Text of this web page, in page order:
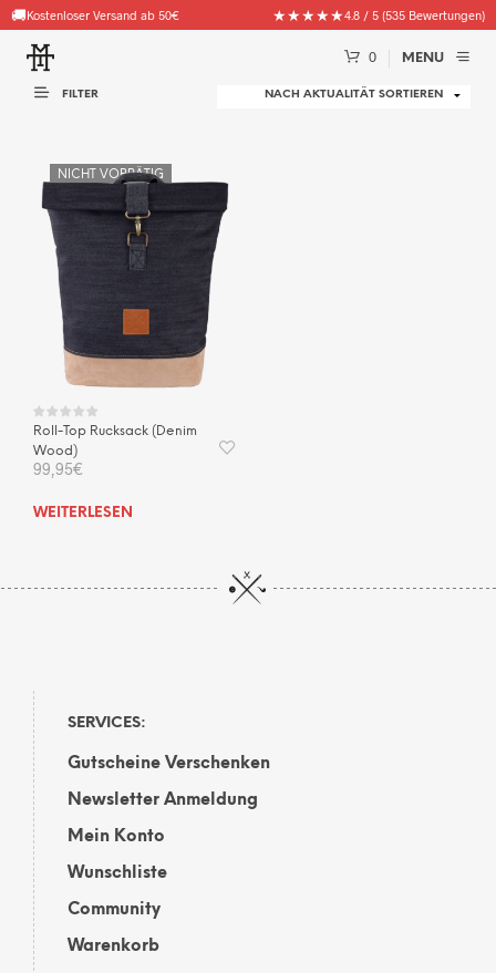
🚚Kostenloser Versand ab 50€ ★★★★★4.8 / 5 (535 Bewertungen)
0 MENU
FILTER
NICHT VORRÄTIG
Roll-Top Rucksack (Denim
Wood)
99,95€
WEITERLESEN
SERVICES:
Gutscheine Verschenken
Newsletter Anmeldung
Mein Konto
Wunschliste
Community
Warenkorb